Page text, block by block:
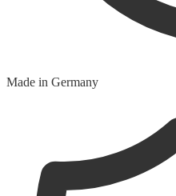
Made in Germany